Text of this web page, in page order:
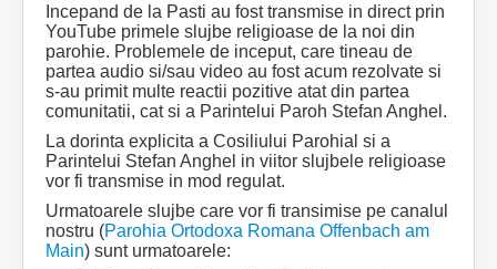
Incepand de la Pasti au fost transmise in direct prin
YouTube primele slujbe religioase de la noi din
parohie. Problemele de inceput, care tineau de
partea audio si/sau video au fost acum rezolvate si
s-au primit multe reactii pozitive atat din partea
comunitatii, cat si a Parintelui Paroh Stefan Anghel.
La dorinta explicita a Cosiliului Parohial si a
Parintelui Stefan Anghel in viitor slujbele religioase
vor fi transmise in mod regulat.
Urmatoarele slujbe care vor fi transimise pe canalul
nostru (Parohia Ortodoxa Romana Offenbach am
Main) sunt urmatoarele: